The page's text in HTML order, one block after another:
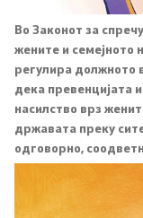
Контакт
Листа на
Корисни линкови
Изјава за
Во Законот за
жените и семејното
регулира должното
дека превенцијата
насилство врз
државата преку
одговорно,